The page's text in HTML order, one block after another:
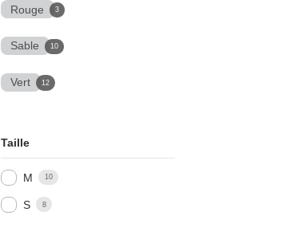
Rouge 3
Sable 10
Vert 12
Taille
M 10
S 8